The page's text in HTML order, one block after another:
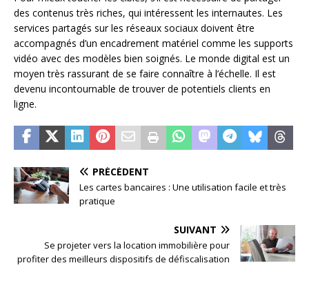
des contenus très riches, qui intéressent les internautes. Les
services partagés sur les réseaux sociaux doivent être
accompagnés d’un encadrement matériel comme les supports
vidéo avec des modèles bien soignés. Le monde digital est un
moyen très rassurant de se faire connaître à l’échelle. Il est
devenu incontournable de trouver de potentiels clients en
ligne.
PRÉCÉDENT
Les cartes bancaires : Une utilisation facile et très
pratique
SUIVANT
Se projeter vers la location immobilière pour
profiter des meilleurs dispositifs de défiscalisation